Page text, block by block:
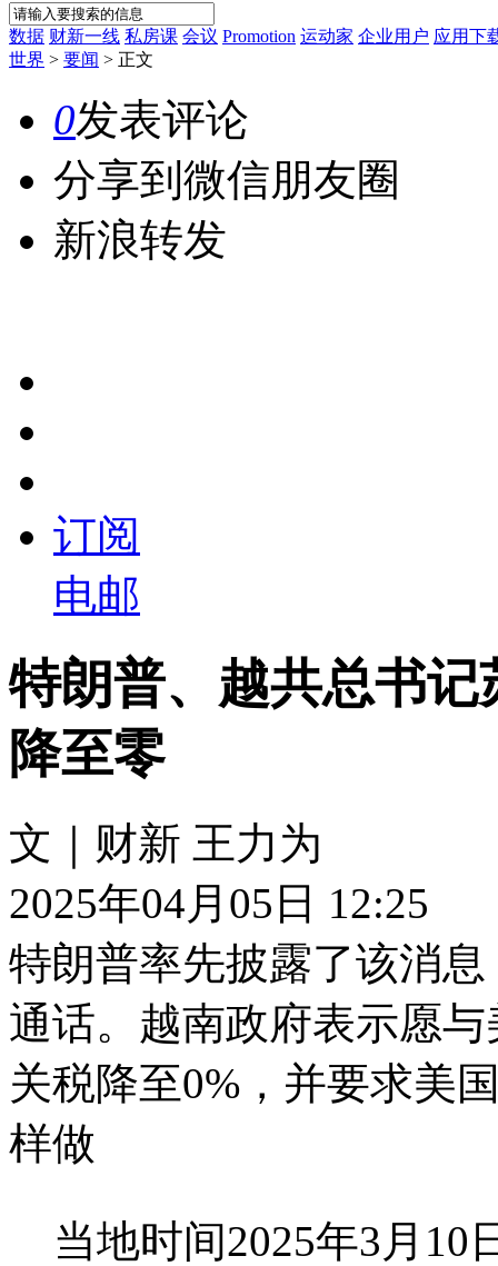
数据 财新一线 私房课 会议 Promotion 运动家 企业用户 应用下
世界 > 要闻 > 正文
0发表评论
分享到微信朋友圈
新浪转发
订阅
电邮
特朗普、越共总书
降至零
文｜财新 王力为
2025年04月05日 12:25
特朗普率先披露了该消
通话。越南政府表示愿
关税降至0%，并要求美
样做
当地时间2025年3月10